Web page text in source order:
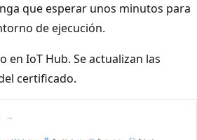
que esperar unos minutos para
de ejecución.
en IoT Hub. Se actualizan las
certificado.